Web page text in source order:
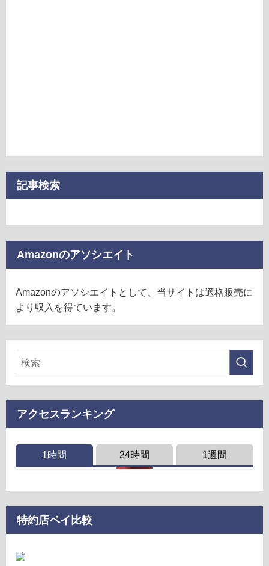
記事検索
Amazonのアソシエイト
Amazonのアソシエイトとして、当サイトは適格販売に
より収入を得ています。
アクセスランキング
1時間 24時間 1週間
特約店ペイ比較